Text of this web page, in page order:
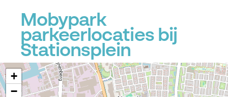
Mobypark
parkeerlocaties bij
Stationsplein
+
−